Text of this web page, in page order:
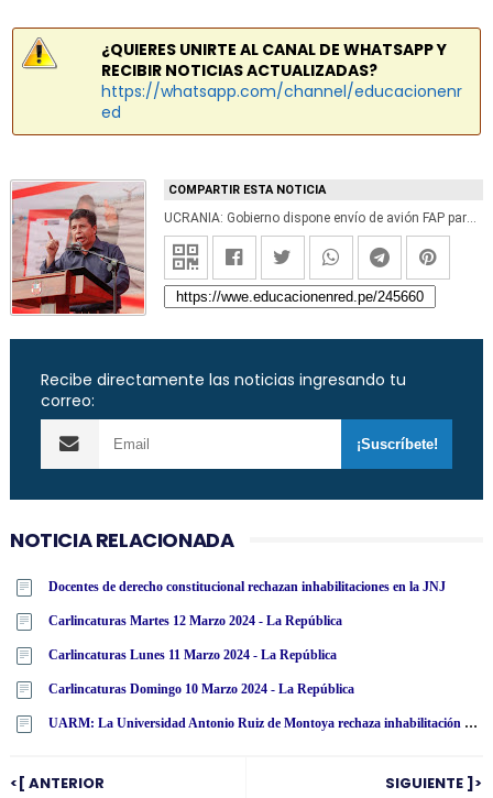
¿QUIERES UNIRTE AL CANAL DE WHATSAPP Y
RECIBIR NOTICIAS ACTUALIZADAS?
https://whatsapp.com/channel/educacionenr
ed
COMPARTIR ESTA NOTICIA
UCRANIA: Gobierno dispone envío de avión FAP para repatriar a peruanos
Recibe directamente las noticias ingresando tu
correo:
NOTICIA RELACIONADA
Docentes de derecho constitucional rechazan inhabilitaciones en la JNJ
Carlincaturas Martes 12 Marzo 2024 - La República
Carlincaturas Lunes 11 Marzo 2024 - La República
Carlincaturas Domingo 10 Marzo 2024 - La República
UARM: La Universidad Antonio Ruiz de Montoya rechaza inhabilitación por 10 años para el ejercicio de cargo público a miembros de la JNJ
SIGUIENTE ]>
<[ ANTERIOR